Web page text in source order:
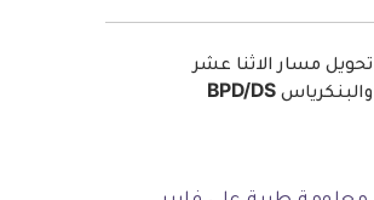
تحويل مسار الاثنا عشر
والبنكرياس BPD/DS